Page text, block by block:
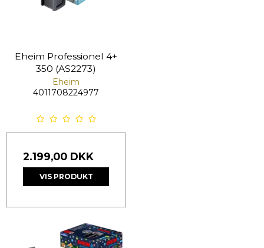
Eheim Professionel 4+
350 (AS2273)
Eheim
4011708224977
2.199,00 DKK
VIS PRODUKT